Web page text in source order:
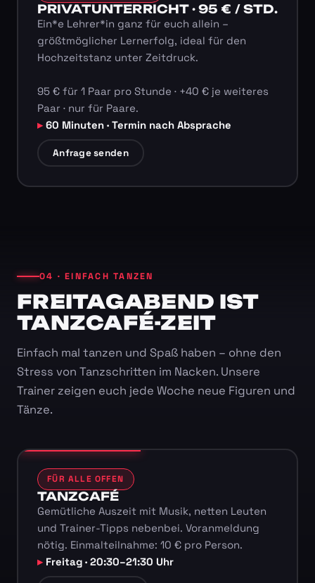
PRIVATUNTERRICHT · 95 € / STD.
Ein*e Lehrer*in ganz für euch allein –
größtmöglicher Lernerfolg, ideal für den
Hochzeitstanz unter Zeitdruck.
95 € für 1 Paar pro Stunde · +40 € je weiteres
Paar · nur für Paare.
60 Minuten · Termin nach Absprache
Anfrage senden
04 · EINFACH TANZEN
FREITAGABEND IST
TANZCAFÉ-ZEIT
Einfach mal tanzen und Spaß haben – ohne den
Stress von Tanzschritten im Nacken. Unsere
Trainer zeigen euch jede Woche neue Figuren und
Tänze.
FÜR ALLE OFFEN
TANZCAFÉ
Gemütliche Auszeit mit Musik, netten Leuten
und Trainer-Tipps nebenbei. Voranmeldung
nötig. Einmalteilnahme: 10 € pro Person.
Freitag · 20:30–21:30 Uhr